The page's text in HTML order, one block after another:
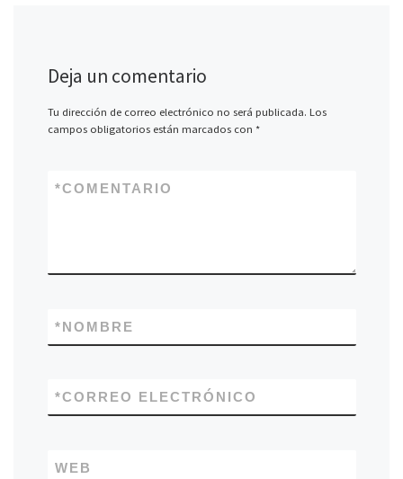
Deja un comentario
Tu dirección de correo electrónico no será publicada. Los
campos obligatorios están marcados con *
COMENTARIO
*
NOMBRE
*
CORREO ELECTRÓNICO
*
WEB